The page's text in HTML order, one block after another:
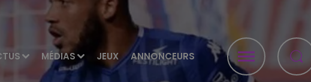
MÉDIAS JEUX ANNONCEURS